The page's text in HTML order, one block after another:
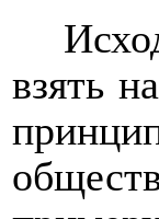
взять